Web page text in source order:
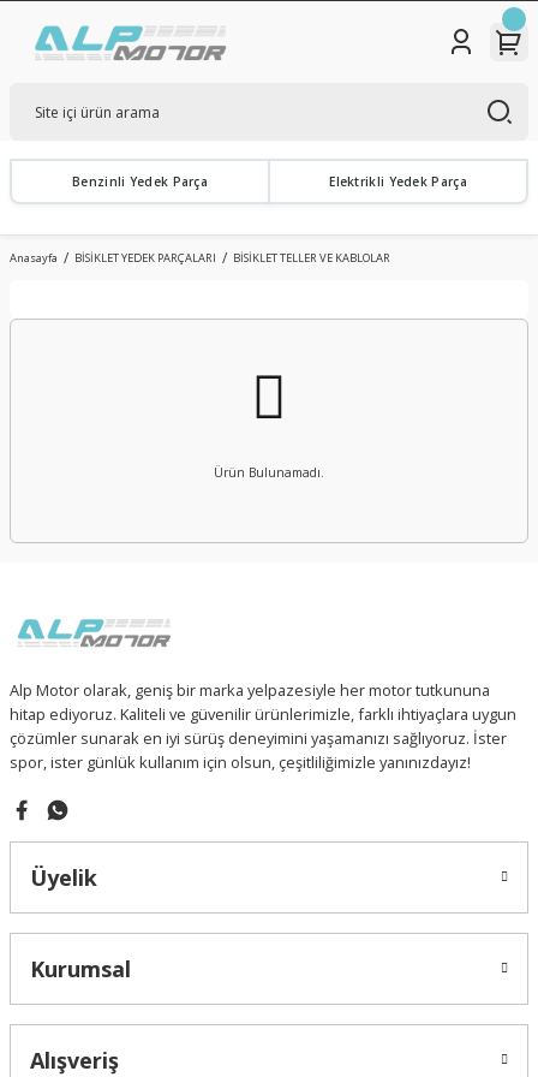
Benzinli Yedek Parça Elektrikli Yedek Parça
Anasayfa BİSİKLET YEDEK PARÇALARI BİSİKLET TELLER VE KABLOLAR
Ürün Bulunamadı.
Alp Motor olarak, geniş bir marka yelpazesiyle her motor tutkununa
hitap ediyoruz. Kaliteli ve güvenilir ürünlerimizle, farklı ihtiyaçlara uygun
çözümler sunarak en iyi sürüş deneyimini yaşamanızı sağlıyoruz. İster
spor, ister günlük kullanım için olsun, çeşitliliğimizle yanınızdayız!
Üyelik
Kurumsal
Alışveriş